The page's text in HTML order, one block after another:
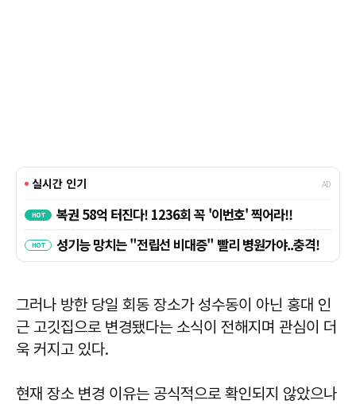
그러나 방한 당일 회동 장소가 성수동이 아닌 홍대 인
근 고깃집으로 변경됐다는 소식이 전해지며 관심이 더
욱 커지고 있다.
현재 장소 변경 이유는 공식적으로 확인되지 않았으나